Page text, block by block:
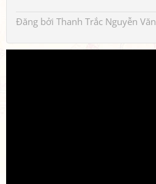
Đăng bởi Thanh Trắc Nguyễn Văn